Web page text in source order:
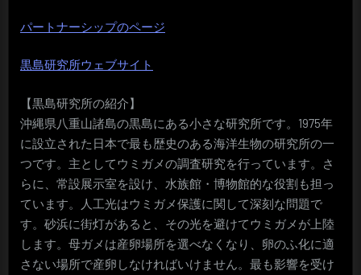
パートナーシップのページ
黒島研究所ウェブサイト
【黒島研究所の紹介】
沖縄県八重山諸島の黒島にある小さな研究所です。1975年
に設立された日本で最も歴史のある海洋生物の研究所の一
つです。主としてウミガメの調査研究を行っています。さ
らに、常設展示室を設け、水族館・博物館的な役割も担っ
ています。人工光はウミガメ保護に関して深刻な問題で
す。砂浜に街灯があると、その光を避けてウミガメが上陸
します。母ガメは産卵場所を選べなくなり、卵のふ化に適
さない場所で産卵しなければいけません。最も影響を受け